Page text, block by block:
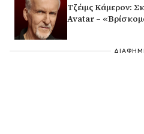
Τζέιμς Κάμερον:
Avatar –